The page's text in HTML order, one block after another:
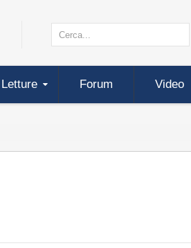
Letture Forum Video